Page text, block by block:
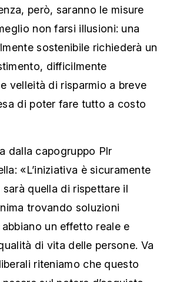
però, saranno le misure
non farsi illusioni: una
sostenibile richiederà un
difficilmente
velleità di risparmio a breve
di poter fare tutto a costo
dalla capogruppo Plr
«L’iniziativa è sicuramente
quella di rispettare il
trovando soluzioni
un effetto reale e
di vita delle persone. Va
riteniamo che questo